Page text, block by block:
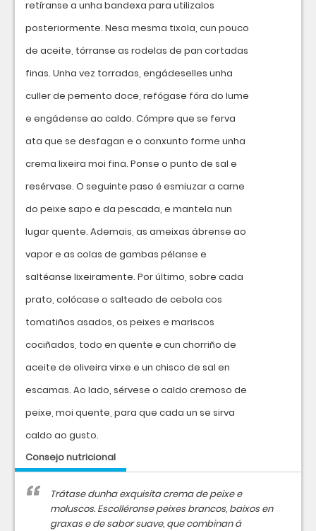
retíranse a unha bandexa para utilizalos
posteriormente. Nesa mesma tixola, cun pouco
de aceite, tórranse as rodelas de pan cortadas
finas. Unha vez torradas, engádeselles unha
culler de pemento doce, refógase fóra do lume
e engádense ao caldo. Cómpre que se ferva
ata que se desfagan e o conxunto forme unha
crema lixeira moi fina. Ponse o punto de sal e
resérvase. O seguinte paso é esmiuzar a carne
do peixe sapo e da pescada, e mantela nun
lugar quente. Ademais, as ameixas ábrense ao
vapor e as colas de gambas pélanse e
saltéanse lixeiramente. Por último, sobre cada
prato, colócase o salteado de cebola cos
tomatiños asados, os peixes e mariscos
cociñados, todo en quente e cun chorriño de
aceite de oliveira virxe e un chisco de sal en
escamas. Ao lado, sérvese o caldo cremoso de
peixe, moi quente, para que cada un se sirva
caldo ao gusto.
Consejo nutricional
Trátase dunha exquisita crema de peixe e
moluscos. Escolléronse peixes brancos, baixos en
graxas e de sabor suave, que combinan á